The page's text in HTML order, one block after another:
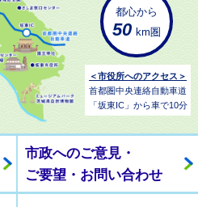
都心から
50 km圏
＜市役所へのアクセス＞
首都圏中央連絡自動車道
「坂東IC」から車で10分
市政へのご意見・
ご要望・お問い合わせ